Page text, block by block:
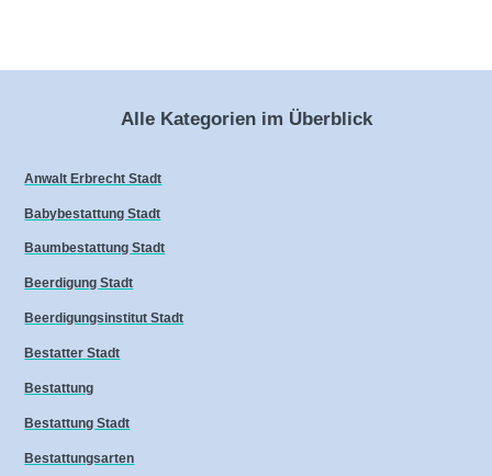
Alle Kategorien im Überblick
Anwalt Erbrecht Stadt
Babybestattung Stadt
Baumbestattung Stadt
Beerdigung Stadt
Beerdigungsinstitut Stadt
Bestatter Stadt
Bestattung
Bestattung Stadt
Bestattungsarten